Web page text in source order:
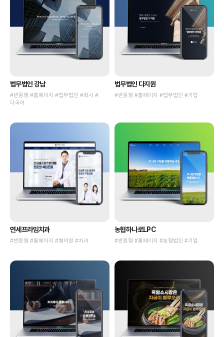
법무법인 강남
#반응형 #홈페이지 #법무법인 #회사 #
다국어
법무법인 다지원
#반응형 #홈페이지 #법무법인 #기업
연세프라임치과
#반응형 #홈페이지 #병의원 #치과
농협하나로LPC
#반응형 #홈페이지 #농협법인 #기업